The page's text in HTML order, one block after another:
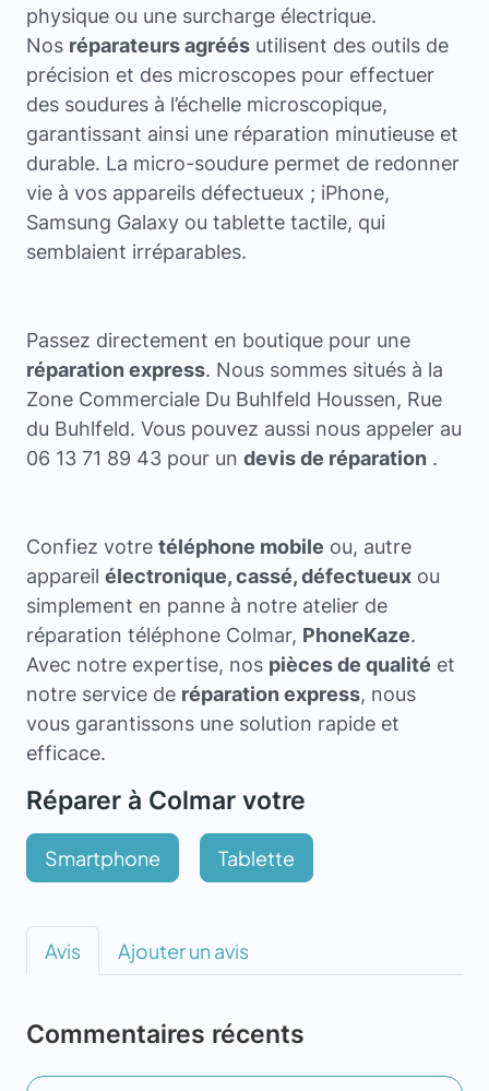
physique ou une surcharge électrique.
Nos réparateurs agréés utilisent des outils de
précision et des microscopes pour effectuer
des soudures à l’échelle microscopique,
garantissant ainsi une réparation minutieuse et
durable. La micro-soudure permet de redonner
vie à vos appareils défectueux ; iPhone,
Samsung Galaxy ou tablette tactile, qui
semblaient irréparables.
Passez directement en boutique pour une
réparation express. Nous sommes situés à la
Zone Commerciale Du Buhlfeld Houssen, Rue
du Buhlfeld. Vous pouvez aussi nous appeler au
06 13 71 89 43 pour un devis de réparation .
Confiez votre téléphone mobile ou, autre
appareil électronique, cassé, défectueux ou
simplement en panne à notre atelier de
réparation téléphone Colmar, PhoneKaze.
Avec notre expertise, nos pièces de qualité et
notre service de réparation express, nous
vous garantissons une solution rapide et
efficace.
Réparer à Colmar votre
Smartphone Tablette
Avis Ajouter un avis
Commentaires récents